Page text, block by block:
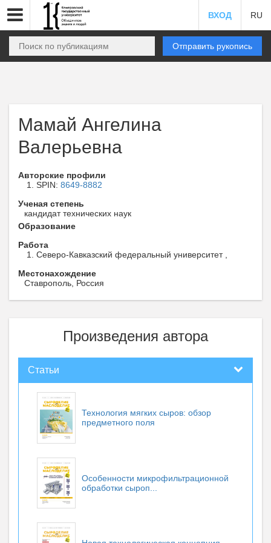
ВХОД RU
Отправить рукопись
Мамай Ангелина
Валерьевна
Авторские профили
SPIN: 8649-8882
Ученая степень
кандидат технических наук
Образование
Работа
Северо-Кавказский федеральный университет ,
Местонахождение
Ставрополь, Россия
Произведения автора
Статьи
Технология мягких сыров: обзор
предметного поля
Особенности микрофильтрационной
обработки сыроп...